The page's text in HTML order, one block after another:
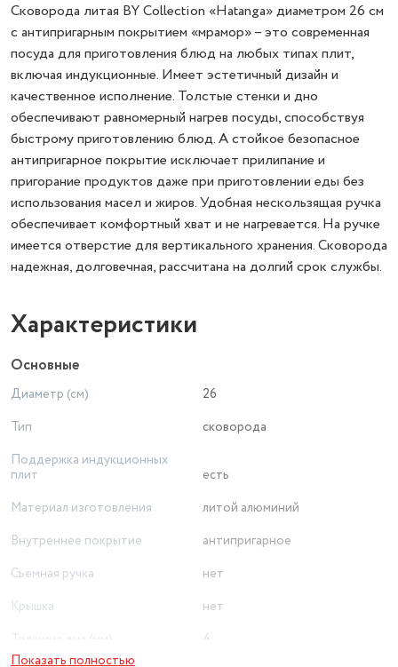
Сковорода литая BY Collection «Hatanga» диаметром 26 см
с антипригарным покрытием «мрамор» – это современная
посуда для приготовления блюд на любых типах плит,
включая индукционные. Имеет эстетичный дизайн и
качественное исполнение. Толстые стенки и дно
обеспечивают равномерный нагрев посуды, способствуя
быстрому приготовлению блюд. А стойкое безопасное
антипригарное покрытие исключает прилипание и
пригорание продуктов даже при приготовлении еды без
использования масел и жиров. Удобная нескользящая ручка
обеспечивает комфортный хват и не нагревается. На ручке
имеется отверстие для вертикального хранения. Сковорода
надежная, долговечная, рассчитана на долгий срок службы.
Характеристики
Основные
Диаметр (см)
26
Тип
сковорода
Поддержка индукционных
плит
есть
Материал изготовления
литой алюминий
Внутреннее покрытие
антипригарное
Съемная ручка
нет
Крышка
нет
4
Показать полностью